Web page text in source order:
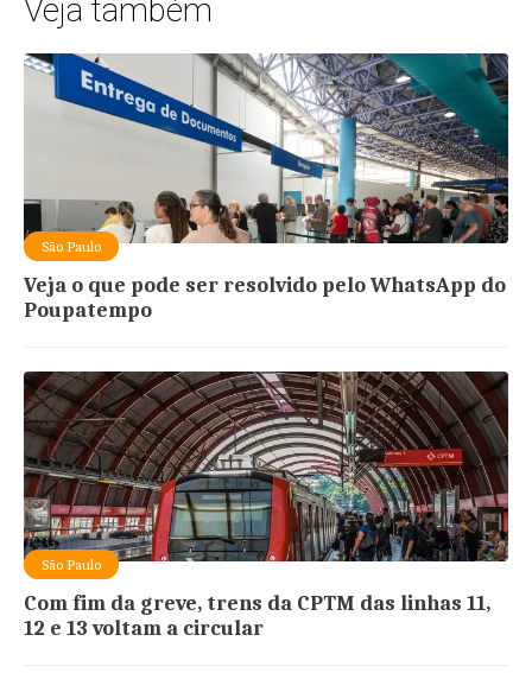
Veja também
São Paulo
Veja o que pode ser resolvido pelo WhatsApp do
Poupatempo
São Paulo
Com fim da greve, trens da CPTM das linhas 11,
12 e 13 voltam a circular